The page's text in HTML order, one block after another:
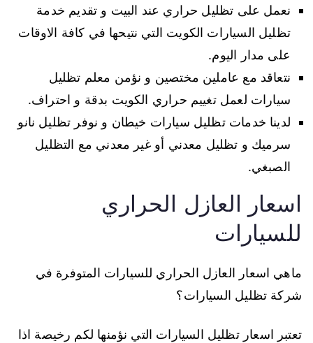
نعمل على تظليل حراري عند البيت و تقديم خدمة
تظليل السيارات الكويت التي نتيحها في كافة الاوقات
على مدار اليوم.
نتعاقد مع عاملين مختصين و نؤمن معلم تظليل
سيارات لعمل تغييم حراري الكويت بدقة و احتراف.
لدينا خدمات تظليل سيارات خيطان و نوفر تظليل نانو
سرميك و تظليل معدني أو غير معدني مع التظليل
الصبغي.
اسعار العازل الحراري
للسيارات
ماهي اسعار العازل الحراري للسيارات المتوفرة في
شركة تظليل السيارات؟
تعتبر اسعار تظليل السيارات التي نؤمنها لكم رخيصة اذا